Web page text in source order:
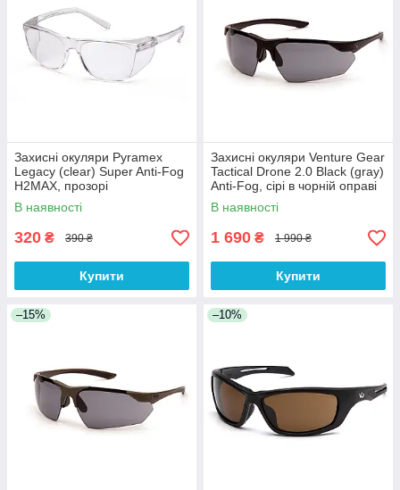
Захисні окуляри Pyramex
Legacy (clear) Super Anti-Fog
H2MAX, прозорі
В наявності
320 ₴ 390 ₴
Купити
Захисні окуляри Venture Gear
Tactical Drone 2.0 Black (gray)
Anti-Fog, сірі в чорній оправі
В наявності
1 690 ₴ 1 990 ₴
Купити
–15% –10%